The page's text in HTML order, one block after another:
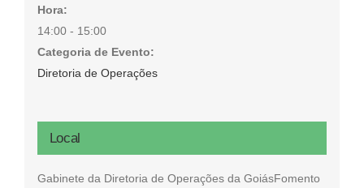
Hora:
14:00 - 15:00
Categoria de Evento:
Diretoria de Operações
Local
Gabinete da Diretoria de Operações da GoiásFomento